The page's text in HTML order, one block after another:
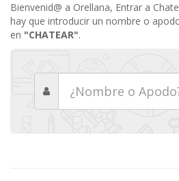
Bienvenid@ a Orellana, Entrar a
hay que introducir un nombre o
en "CHATEAR".